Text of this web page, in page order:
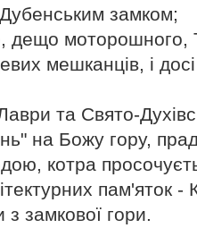
замком;
дещо моторошного,
мешканців, і
та Свято-
на Божу гору,
котра
пам'яток
замкової гори.